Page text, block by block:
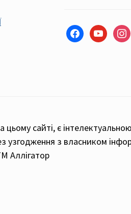
facebookyoutube
сайті, є
узгодження з власником
Аллігатор